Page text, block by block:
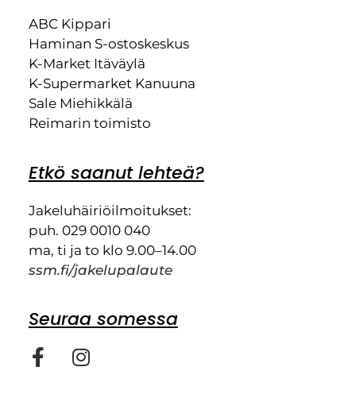
ABC Kippari
Haminan S-ostoskeskus
K-Market Itäväylä
K-Supermarket Kanuuna
Sale Miehikkälä
Reimarin toimisto
Etkö saanut lehteä?
Jakeluhäiriöilmoitukset:
puh. 029 0010 040
ma, ti ja to klo 9.00–14.00
ssm.fi/jakelupalaute
Seuraa somessa